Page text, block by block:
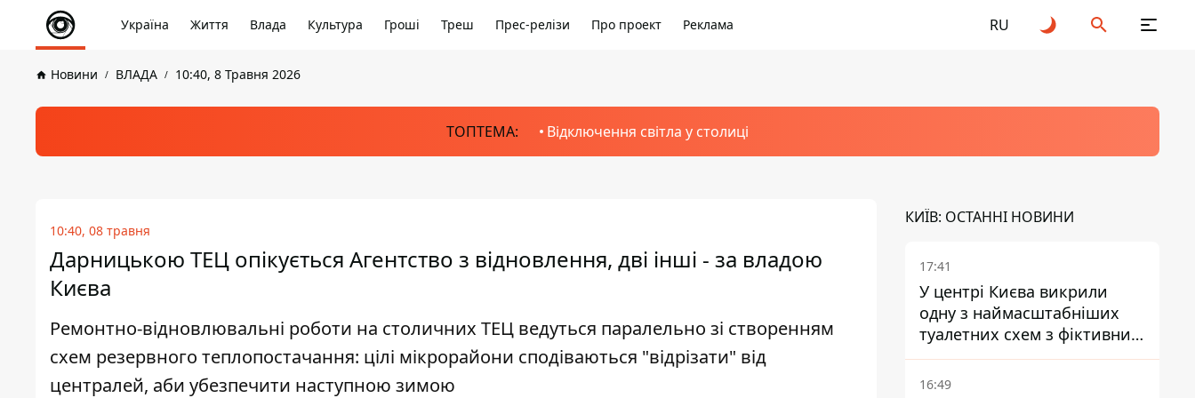
Україна Життя Влада Культура Гроші Треш Прес-релізи Про проект Реклама RU
Новини ВЛАДА 10:40, 8 Травня 2026
ТОПТЕМА: Відключення світла у столиці
10:40, 08 травня
Дарницькою ТЕЦ опікується Агентство з відновлення, дві інші - за владою
Києва
Ремонтно-відновлювальні роботи на столичних ТЕЦ ведуться паралельно зі створенням
схем резервного теплопостачання: цілі мікрорайони сподіваються "відрізати" від
централей, аби убезпечити наступною зимою
КИЇВ: ОСТАННІ НОВИНИ
17:41
У центрі Києва викрили
одну з наймасштабніших
туалетних схем з фіктивним
будинком
16:49